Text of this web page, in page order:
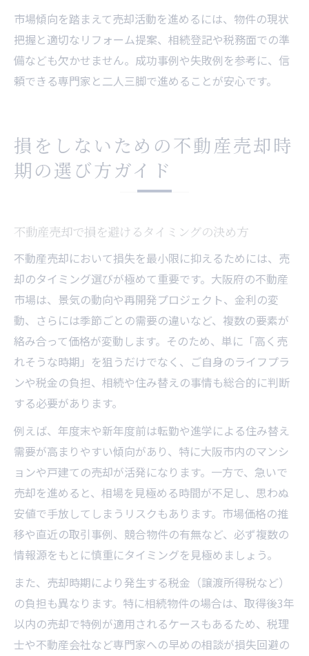
市場傾向を踏まえて売却活動を進めるには、物件の現状
把握と適切なリフォーム提案、相続登記や税務面での準
備なども欠かせません。成功事例や失敗例を参考に、信
頼できる専門家と二人三脚で進めることが安心です。
損をしないための不動産売却時
期の選び方ガイド
不動産売却で損を避けるタイミングの決め方
不動産売却において損失を最小限に抑えるためには、売
却のタイミング選びが極めて重要です。大阪府の不動産
市場は、景気の動向や再開発プロジェクト、金利の変
動、さらには季節ごとの需要の違いなど、複数の要素が
絡み合って価格が変動します。そのため、単に「高く売
れそうな時期」を狙うだけでなく、ご自身のライフプラ
ンや税金の負担、相続や住み替えの事情も総合的に判断
する必要があります。
例えば、年度末や新年度前は転勤や進学による住み替え
需要が高まりやすい傾向があり、特に大阪市内のマンシ
ョンや戸建ての売却が活発になります。一方で、急いで
売却を進めると、相場を見極める時間が不足し、思わぬ
安値で手放してしまうリスクもあります。市場価格の推
移や直近の取引事例、競合物件の有無など、必ず複数の
情報源をもとに慎重にタイミングを見極めましょう。
また、売却時期により発生する税金（譲渡所得税など）
の負担も異なります。特に相続物件の場合は、取得後3年
以内の売却で特例が適用されるケースもあるため、税理
士や不動産会社など専門家への早めの相談が損失回避の